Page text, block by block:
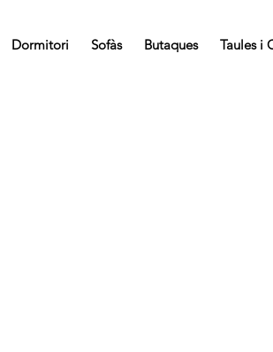
Dormitori Sofàs Butaques Taules i